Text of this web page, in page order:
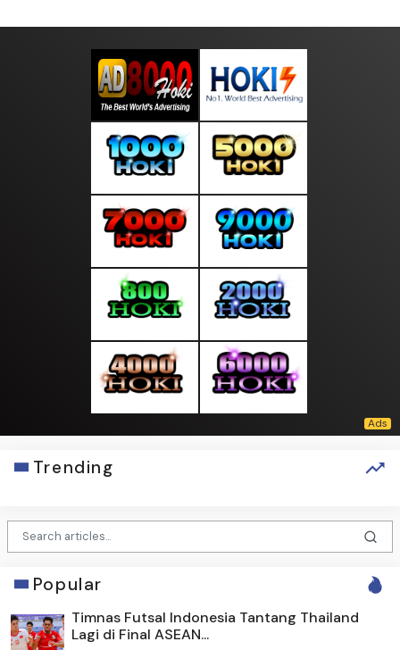
Trending
Popular
Timnas Futsal Indonesia Tantang Thailand
Lagi di Final ASEAN...